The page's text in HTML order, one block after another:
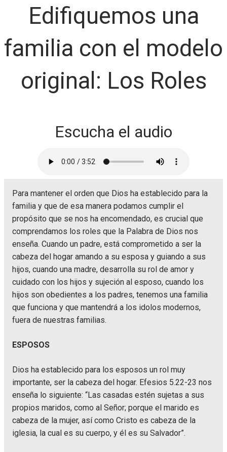
Edifiquemos una
familia con el modelo
original: Los Roles
Escucha el audio
Para mantener el orden que Dios ha establecido para la
familia y que de esa manera podamos cumplir el
propósito que se nos ha encomendado, es crucial que
comprendamos los roles que la Palabra de Dios nos
enseña. Cuando un padre, está comprometido a ser la
cabeza del hogar amando a su esposa y guiando a sus
hijos, cuando una madre, desarrolla su rol de amor y
cuidado con los hijos y sujeción al esposo, cuando los
hijos son obedientes a los padres, tenemos una familia
que funciona y que mantendrá a los idolos modernos,
fuera de nuestras familias.
ESPOSOS
Dios ha establecido para los esposos un rol muy
importante, ser la cabeza del hogar. Efesios 5.22-23 nos
enseña lo siguiente: “Las casadas estén sujetas a sus
propios maridos, como al Señor; porque el marido es
cabeza de la mujer, así como Cristo es cabeza de la
iglesia, la cual es su cuerpo, y él es su Salvador”.